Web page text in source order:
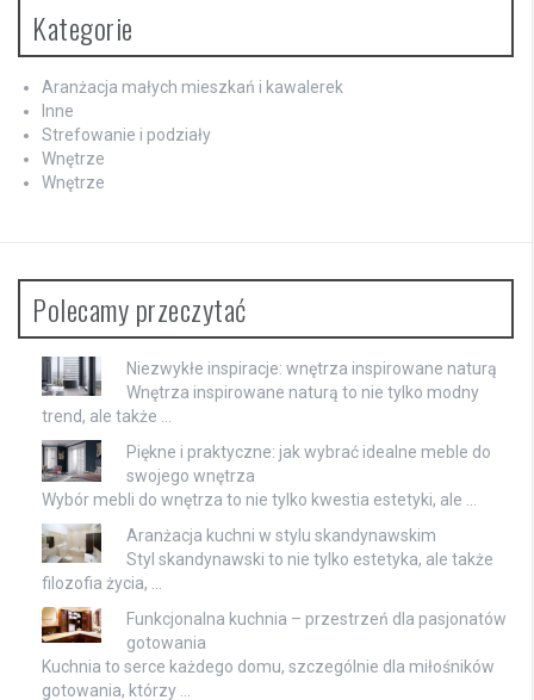
Kategorie
Aranżacja małych mieszkań i kawalerek
Inne
Strefowanie i podziały
Wnętrze
Wnętrze
Polecamy przeczytać
Niezwykłe inspiracje: wnętrza inspirowane naturą
Wnętrza inspirowane naturą to nie tylko modny
trend, ale także …
Piękne i praktyczne: jak wybrać idealne meble do
swojego wnętrza
Wybór mebli do wnętrza to nie tylko kwestia estetyki, ale …
Aranżacja kuchni w stylu skandynawskim
Styl skandynawski to nie tylko estetyka, ale także
filozofia życia, …
Funkcjonalna kuchnia – przestrzeń dla pasjonatów
gotowania
Kuchnia to serce każdego domu, szczególnie dla miłośników
gotowania, którzy …